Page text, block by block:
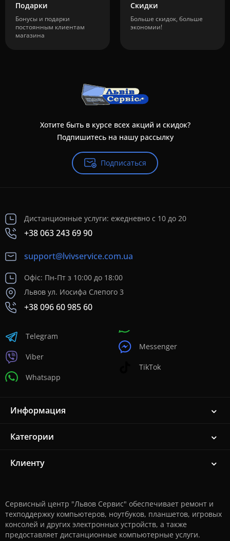
Подарки
Бонусы и подарки
постоянным клиентам
магазина
Скидки
Больше скидок, больше
экономии!
Хотите быть в курсе всех акций и скидок?
Подпишитесь на нашу рассылку
Подписаться
Дистанционные услуги: ежедневно с 10 до 20
+38 063 243 69 90
support@lvivservice.com.ua
Офіс: Пн-Пт з 10:00 до 18:00
Львов ул. Иосифа Слепого 3
+38 096 60 985 60
Telegram
Viber
Whatsapp
Messenger
TikTok
Информация
Категории
Клиенту
Сервисный центр "Львов Сервис" обеспечивает ремонт и
техподдержку компьютеров, ноутбуков, планшетов, игровых
консолей и других электронных устройств, а также
предоставляет дистанционные компьютерные услуги.